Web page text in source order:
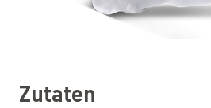
Zutaten